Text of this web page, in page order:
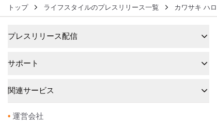
トップ ライフスタイルのプレスリリース一覧 カワサキ ハ
プレスリリース配信
サポート
関連サービス
• 運営会社